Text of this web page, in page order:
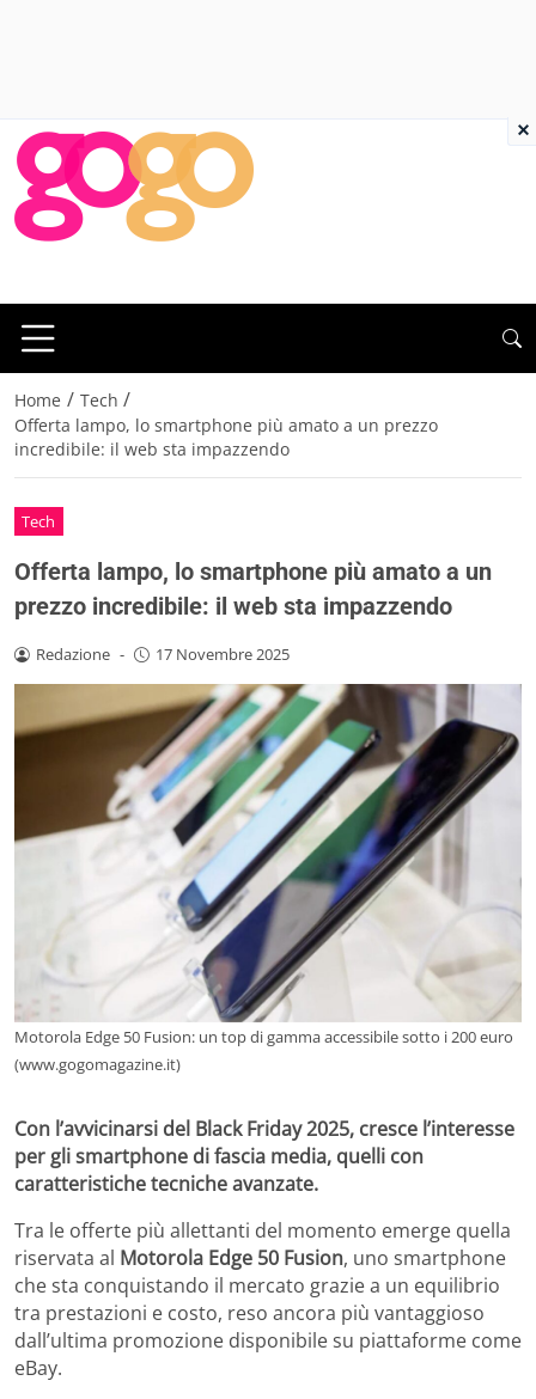
Home / Tech /
Offerta lampo, lo smartphone più amato a un prezzo
incredibile: il web sta impazzendo
Tech
Offerta lampo, lo smartphone più amato a un
prezzo incredibile: il web sta impazzendo
Redazione - 17 Novembre 2025
Motorola Edge 50 Fusion: un top di gamma accessibile sotto i 200 euro
(www.gogomagazine.it)
Con l’avvicinarsi del Black Friday 2025, cresce l’interesse
per gli smartphone di fascia media, quelli con
caratteristiche tecniche avanzate.
Tra le offerte più allettanti del momento emerge quella
riservata al Motorola Edge 50 Fusion, uno smartphone
che sta conquistando il mercato grazie a un equilibrio
tra prestazioni e costo, reso ancora più vantaggioso
dall’ultima promozione disponibile su piattaforme come
eBay.
×